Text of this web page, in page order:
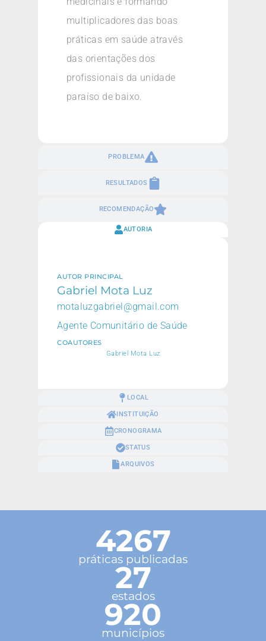
PROBLEMA
RESULTADOS
RECOMENDAÇÃO
multiplicadores das boas
práticas em saúde através
das orientações dos
profissionais da unidade
paraíso de baixo.
AUTORIA
LOCAL
INSTITUIÇÃO
CRONOGRAMA
STATUS
ARQUIVOS
AUTOR PRINCIPAL
Gabriel Mota Luz
motaluzgabriel@gmail.com
Agente Comunitário de Saúde
COAUTORES
Gabriel Mota Luz
4267
práticas publicadas
27
estados
920
municípios